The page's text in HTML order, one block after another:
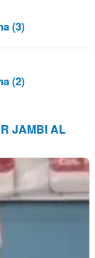
(3)
(2)
JAMBI AL